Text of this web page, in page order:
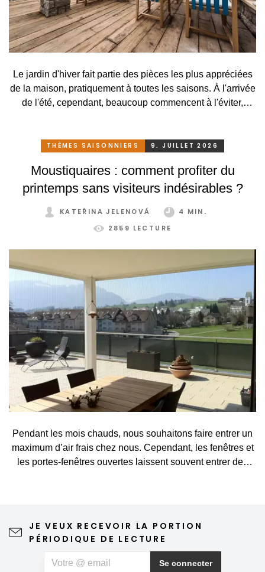
Le jardin d'hiver fait partie des pièces les plus appréciées
de la maison, pratiquement à toutes les saisons. À l'arrivée
de l'été, cependant, beaucoup commencent à l'éviter,
qu'en un lieu agréable de détente. C'est pourtant
de protection solaire adapté, pratique et astucieux, vous
pouvez profiter de votre jardin d'hiver confortablement et
THÈMES SAISONNIERS 9. JUILLET 2026
Moustiquaires : comment profiter du
printemps sans visiteurs indésirables ?
KATEŘINA JELENOVÁ
4 MIN.
2859 LECTURE
Pendant les mois chauds, nous souhaitons faire entrer un
maximum d’air frais chez nous. Cependant, les fenêtres et
les portes-fenêtres ouvertes laissent souvent entrer des
du printemps et de l’été. Une moustiquaire de qualité
maison, ne nécessite qu'un entretien minimal et peut
JE VEUX RECEVOIR LA PORTION
PÉRIODIQUE DE LECTURE
Se connecter